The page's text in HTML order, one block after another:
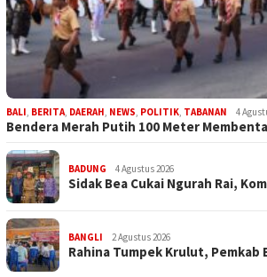
BALI, BERITA, DAERAH, NEWS, POLITIK, TABANAN 4
Bendera Merah Putih 100 Meter
BADUNG 4 Agustus 2026
Sidak Bea Cukai Ngurah Rai,
BANGLI 2 Agustus 2026
Rahina Tumpek Krulut, Pemkab